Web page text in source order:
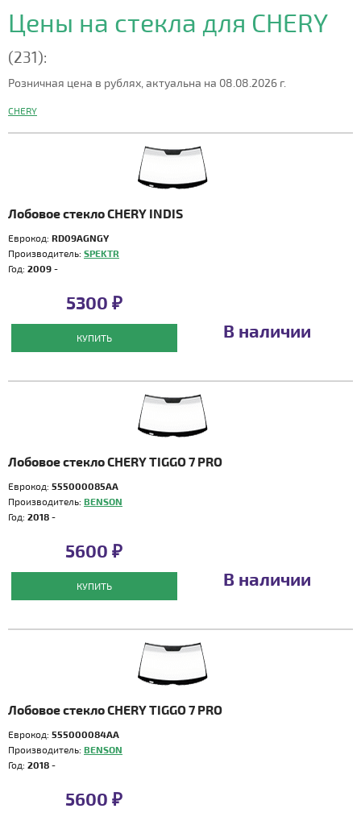
Цены на стекла для CHERY
(231):
Розничная цена в рублях, актуальна на 08.08.2026 г.
CHERY
Лобовое стекло CHERY INDIS
Еврокод: RD09AGNGY
Производитель: SPEKTR
Год: 2009 -
5300 ₽
КУПИТЬ В наличии
Лобовое стекло CHERY TIGGO 7 PRO
Еврокод: 555000085AA
Производитель: BENSON
Год: 2018 -
5600 ₽
КУПИТЬ В наличии
Лобовое стекло CHERY TIGGO 7 PRO
Еврокод: 555000084AA
Производитель: BENSON
Год: 2018 -
5600 ₽